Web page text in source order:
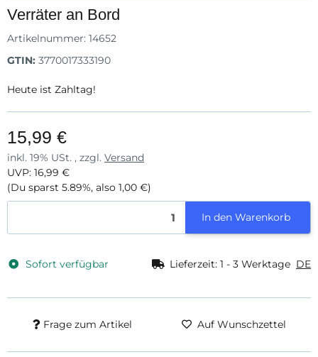
Verräter an Bord
Artikelnummer: 14652
GTIN: 3770017333190
Heute ist Zahltag!
15,99 €
inkl. 19% USt. , zzgl. Versand
UVP: 16,99 €
(Du sparst 5.89%, also 1,00 €)
In den Warenkorb
Sofort verfügbar Lieferzeit: 1 - 3 Werktage DE
Frage zum Artikel Auf Wunschzettel